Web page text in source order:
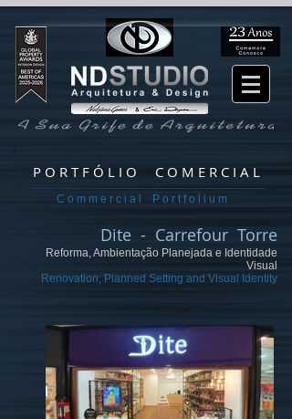
P O R T F Ó L I O C O M E R C I A L
C o m m e r c i a l P o r t f o l i u m
Dite - Carrefour Torre
Reforma, Ambientação Planejada e Identidade
Visual
Renovation, Planned Setting and Visual Identity